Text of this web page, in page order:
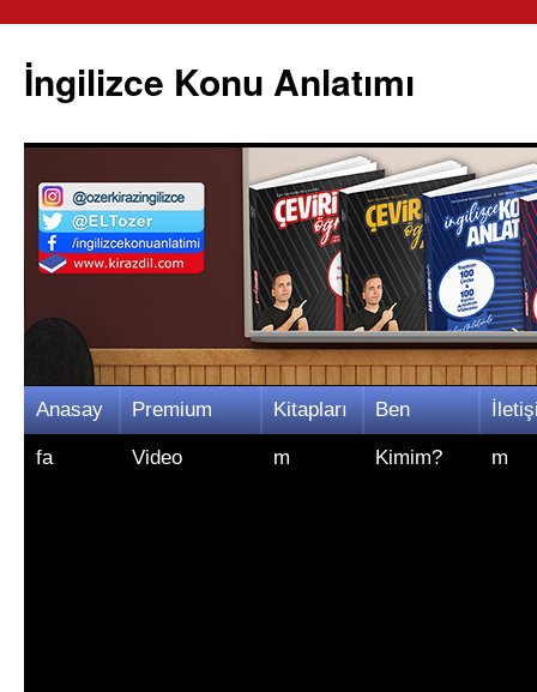
İngilizce Konu Anlatımı
İçeriğe
atla
Anasay
fa
Premium
Video
Kitapları
m
Ben
Kimim? m